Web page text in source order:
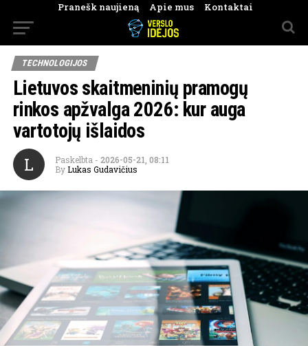
Pranešk naujieną Apie mus Kontaktai
TECHNOLOGIJOS
Lietuvos skaitmeninių pramogų
rinkos apžvalga 2026: kur auga
vartotojų išlaidos
L Paskelbta - 2026-05-21, 08:11
By Lukas Gudavičius